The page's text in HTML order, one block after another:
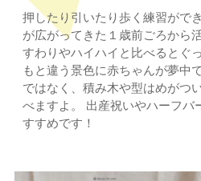
押したり引いたり歩く練習がで
が広がってきた１歳前ごろから
すわりやハイハイと比べるとぐ
もと違う景色に赤ちゃんが夢中
ではなく、積み木や型はめがつ
べますよ。
出産祝いやハーフバ
すすめです！